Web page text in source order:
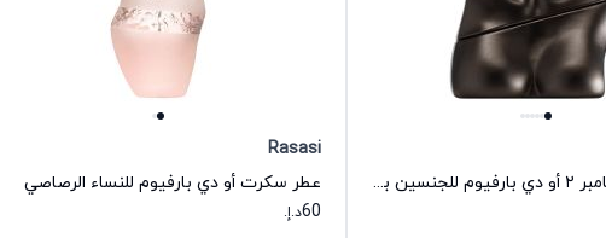
عطر إيليش نامبر ٢ أو دي بارفيوم للجنسين بيلي ايليش
Rasasi
عطر سكرت أو دي بارفيوم للنساء الرصاصي
60د.إ.